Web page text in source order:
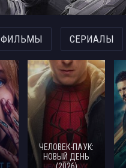
ФИЛЬМЫ СЕРИАЛЫ
ЧЕЛОВЕК-ПАУК:
НОВЫЙ ДЕНЬ